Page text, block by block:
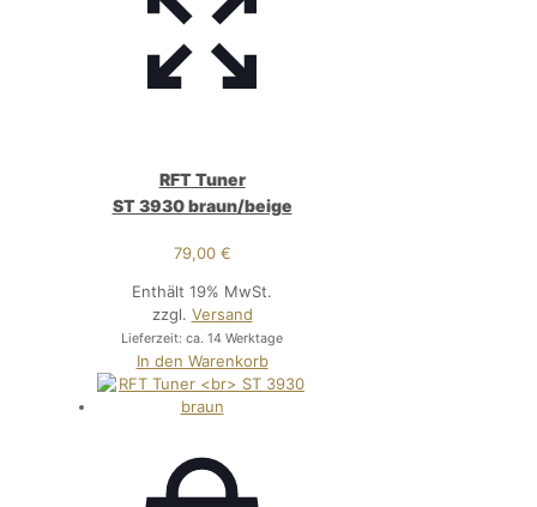
RFT Tuner
ST 3930 braun/beige
79,00 €
Enthält 19% MwSt.
zzgl. Versand
Lieferzeit: ca. 14 Werktage
In den Warenkorb